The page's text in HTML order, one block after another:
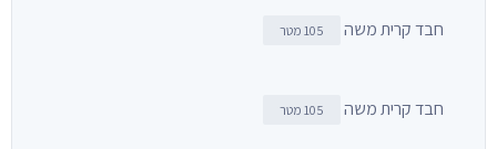
חבד קרית משה 105 מטר
חבד קרית משה 105 מטר